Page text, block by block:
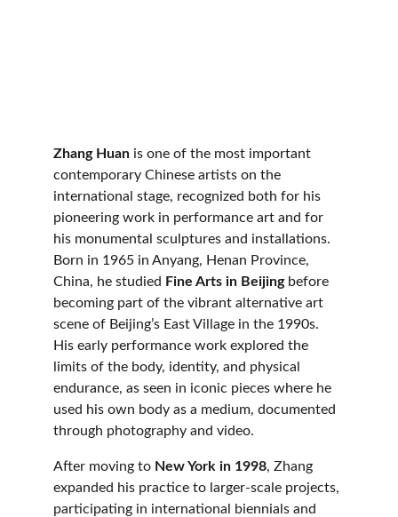
Zhang Huan is one of the most important
contemporary Chinese artists on the
international stage, recognized both for his
pioneering work in performance art and for
his monumental sculptures and installations.
Born in 1965 in Anyang, Henan Province,
China, he studied Fine Arts in Beijing before
becoming part of the vibrant alternative art
scene of Beijing’s East Village in the 1990s.
His early performance work explored the
limits of the body, identity, and physical
endurance, as seen in iconic pieces where he
used his own body as a medium, documented
through photography and video.
After moving to New York in 1998, Zhang
expanded his practice to larger-scale projects,
participating in international biennials and